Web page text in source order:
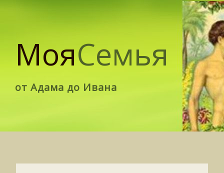
МояСемья
от Адама до Ивана